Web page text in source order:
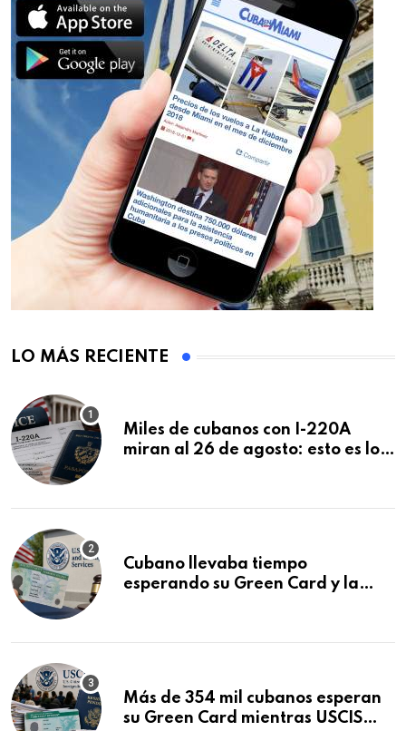
LO MÁS RECIENTE
Miles de cubanos con I-220A
miran al 26 de agosto: esto es lo
Cubano llevaba tiempo
esperando su Green Card y la
Más de 354 mil cubanos esperan
su Green Card mientras USCIS